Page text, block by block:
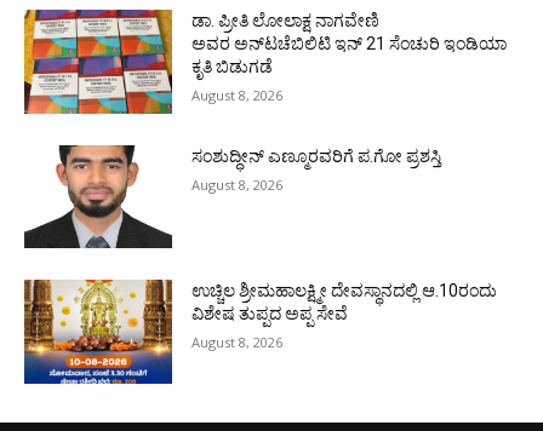
ಡಾ. ಪ್ರೀತಿ ಲೋಲಾಕ್ಷ ನಾಗವೇಣಿ
ಅವರ ಅನ್‌ಟಚೆಬಿಲಿಟಿ ಇನ್ 21 ಸೆಂಚುರಿ ಇಂಡಿಯಾ
ಕೃತಿ ಬಿಡುಗಡೆ
August 8, 2026
ಸಂಶುದ್ಧೀನ್ ಎಣ್ಮೂರವರಿಗೆ ಪ.ಗೋ ಪ್ರಶಸ್ತಿ
August 8, 2026
ಉಚ್ಚಿಲ ಶ್ರೀಮಹಾಲಕ್ಷ್ಮೀ ದೇವಸ್ಥಾನದಲ್ಲಿ ಆ.10ರಂದು
ವಿಶೇಷ ತುಪ್ಪದ ಅಪ್ಪ ಸೇವೆ
August 8, 2026